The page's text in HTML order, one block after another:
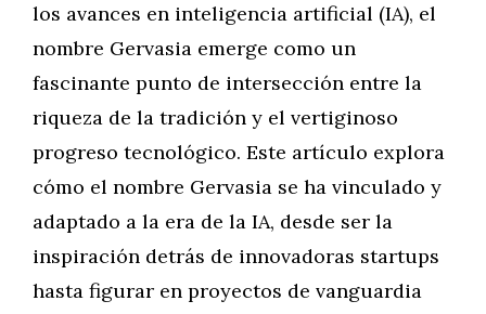
los avances en inteligencia artificial (IA), el
nombre Gervasia emerge como un
fascinante punto de intersección entre la
riqueza de la tradición y el vertiginoso
progreso tecnológico. Este artículo explora
cómo el nombre Gervasia se ha vinculado y
adaptado a la era de la IA, desde ser la
inspiración detrás de innovadoras startups
hasta figurar en proyectos de vanguardia